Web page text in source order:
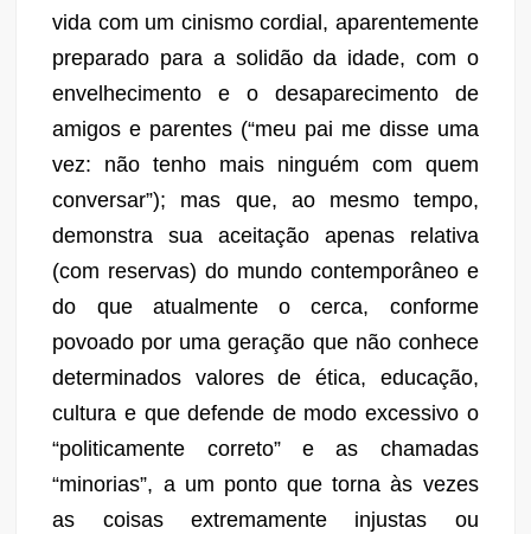
vida com um cinismo cordial, aparentemente
preparado para a solidão da idade, com o
envelhecimento e o desaparecimento de
amigos e parentes (“meu pai me disse uma
vez: não tenho mais ninguém com quem
conversar”); mas que, ao mesmo tempo,
demonstra sua aceitação apenas relativa
(com reservas) do mundo contemporâneo e
do que atualmente o cerca, conforme
povoado por uma geração que não conhece
determinados valores de ética, educação,
cultura e que defende de modo excessivo o
“politicamente correto” e as chamadas
“minorias”, a um ponto que torna às vezes
as coisas extremamente injustas ou